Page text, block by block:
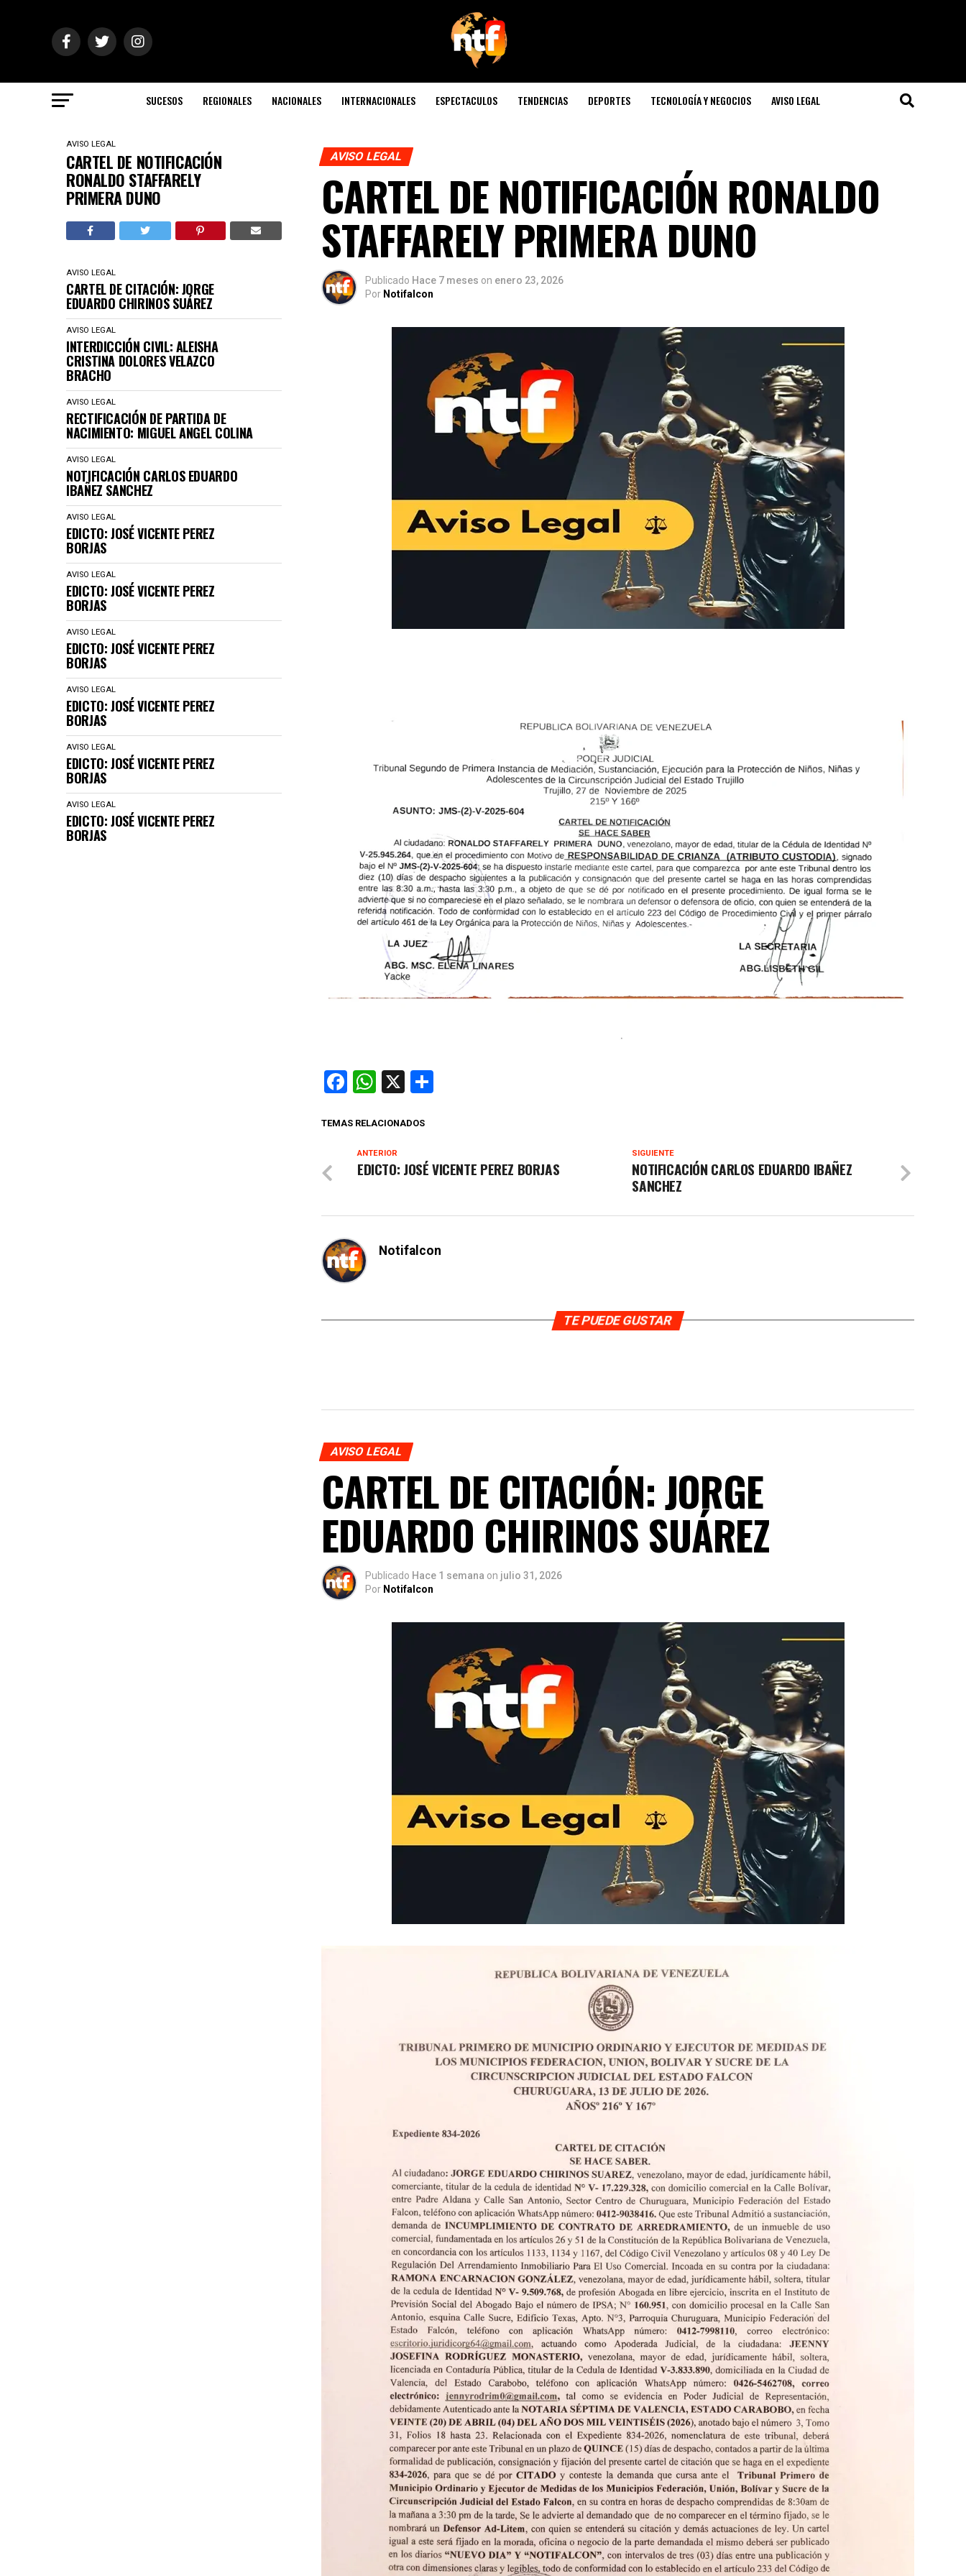
SUCESOS REGIONALES NACIONALES INTERNACIONALES ESPECTACULOS TENDENCIAS DEPORTES TECNOLOGÍA Y NEGOCIOS AVISO LEGAL
AVISO LEGAL
CARTEL DE NOTIFICACIÓN
RONALDO STAFFARELY
PRIMERA DUNO
AVISO LEGAL
CARTEL DE CITACIÓN: JORGE
EDUARDO CHIRINOS SUÁREZ
AVISO LEGAL
INTERDICCIÓN CIVIL: ALEISHA
CRISTINA DOLORES VELAZCO
BRACHO
AVISO LEGAL
RECTIFICACIÓN DE PARTIDA DE
NACIMIENTO: MIGUEL ANGEL COLINA
AVISO LEGAL
NOTIFICACIÓN CARLOS EDUARDO
IBAÑEZ SANCHEZ
AVISO LEGAL
EDICTO: JOSÉ VICENTE PEREZ
BORJAS
AVISO LEGAL
EDICTO: JOSÉ VICENTE PEREZ
BORJAS
AVISO LEGAL
EDICTO: JOSÉ VICENTE PEREZ
BORJAS
AVISO LEGAL
EDICTO: JOSÉ VICENTE PEREZ
BORJAS
AVISO LEGAL
EDICTO: JOSÉ VICENTE PEREZ
BORJAS
AVISO LEGAL
EDICTO: JOSÉ VICENTE PEREZ
BORJAS
AVISO LEGAL
CARTEL DE NOTIFICACIÓN RONALDO
STAFFARELY PRIMERA DUNO
Publicado Hace 7 meses on enero 23, 2026
Por Notifalcon
Facebook
WhatsApp
X
TEMAS RELACIONADOS
SIGUIENTE
NOTIFICACIÓN CARLOS EDUARDO IBAÑEZ
SANCHEZ
ANTERIOR
EDICTO: JOSÉ VICENTE PEREZ BORJAS
Notifalcon
TE PUEDE GUSTAR
AVISO LEGAL
CARTEL DE CITACIÓN: JORGE
EDUARDO CHIRINOS SUÁREZ
Publicado Hace 1 semana on julio 31, 2026
Por Notifalcon